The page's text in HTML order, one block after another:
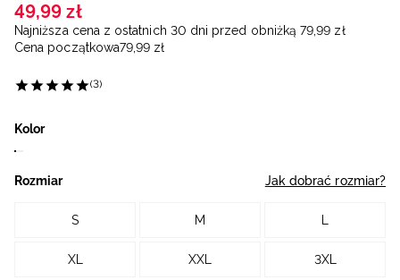
49,99 zł
Najniższa cena z ostatnich 30 dni przed obniżką 79,99 zł
Cena początkowa79,99 zł
(3)
Kolor
Rozmiar Jak dobrać rozmiar?
S M L
XL XXL 3XL